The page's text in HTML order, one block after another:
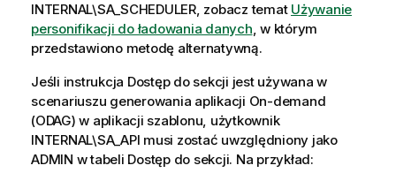
INTERNAL\SA_SCHEDULER, zobacz temat Używanie
personifikacji do ładowania danych, w którym
przedstawiono metodę alternatywną.
Jeśli instrukcja Dostęp do sekcji jest używana w
scenariuszu generowania aplikacji On-demand
(ODAG) w aplikacji szablonu, użytkownik
INTERNAL\SA_API musi zostać uwzględniony jako
ADMIN w tabeli Dostęp do sekcji. Na przykład: